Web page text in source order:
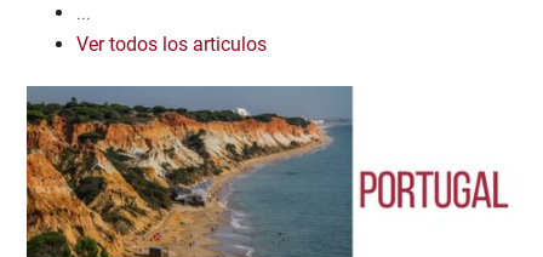
...
Ver todos los articulos